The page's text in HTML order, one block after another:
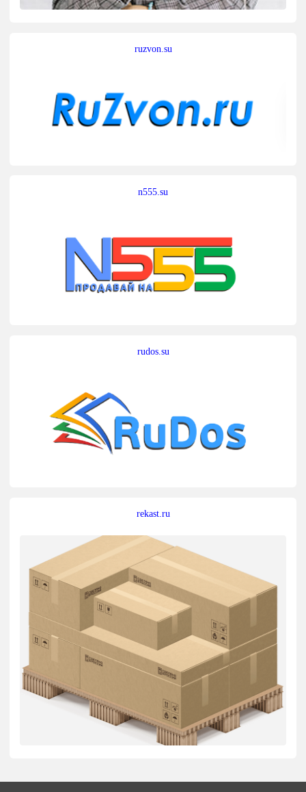
ruzvon.su
n555.su
rudos.su
rekast.ru